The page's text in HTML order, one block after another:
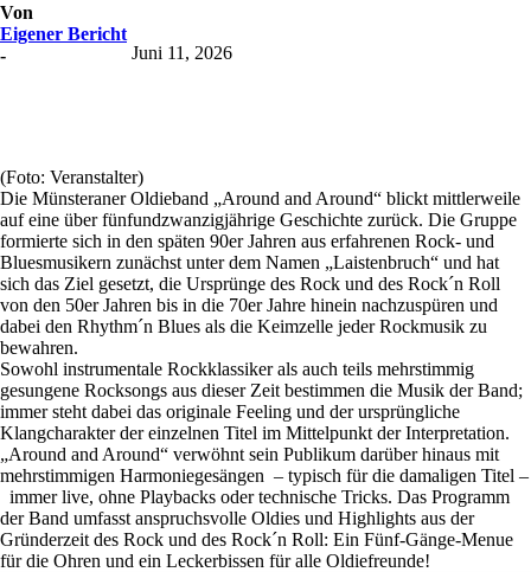
Von
Eigener Bericht
-
Juni 11, 2026
(Foto: Veranstalter)
Die Münsteraner Oldieband „Around and Around“ blickt mittlerweile
auf eine über fünfundzwanzigjährige Geschichte zurück. Die Gruppe
formierte sich in den späten 90er Jahren aus erfahrenen Rock- und
Bluesmusikern zunächst unter dem Namen „Laistenbruch“ und hat
sich das Ziel gesetzt, die Ursprünge des Rock und des Rock´n Roll
von den 50er Jahren bis in die 70er Jahre hinein nachzuspüren und
dabei den Rhythm´n Blues als die Keimzelle jeder Rockmusik zu
bewahren.
Sowohl instrumentale Rockklassiker als auch teils mehrstimmig
gesungene Rocksongs aus dieser Zeit bestimmen die Musik der Band;
immer steht dabei das originale Feeling und der ursprüngliche
Klangcharakter der einzelnen Titel im Mittelpunkt der Interpretation.
„Around and Around“ verwöhnt sein Publikum darüber hinaus mit
mehrstimmigen Harmoniegesängen – typisch für die damaligen Titel –
immer live, ohne Playbacks oder technische Tricks. Das Programm
der Band umfasst anspruchsvolle Oldies und Highlights aus der
Gründerzeit des Rock und des Rock´n Roll: Ein Fünf-Gänge-Menue
für die Ohren und ein Leckerbissen für alle Oldiefreunde!